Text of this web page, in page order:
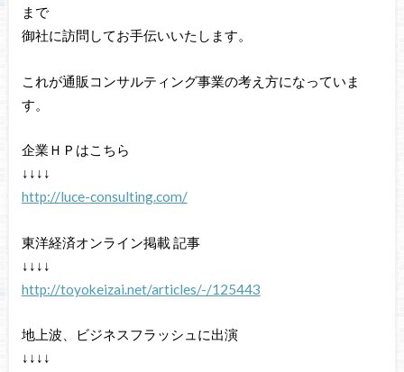
まで
御社に訪問してお手伝いいたします。
これが通販コンサルティング事業の考え方になっていま
す。
企業ＨＰはこちら
↓↓↓↓
http://luce-consulting.com/
東洋経済オンライン掲載 記事
↓↓↓↓
http://toyokeizai.net/articles/-/125443
地上波、ビジネスフラッシュに出演
↓↓↓↓